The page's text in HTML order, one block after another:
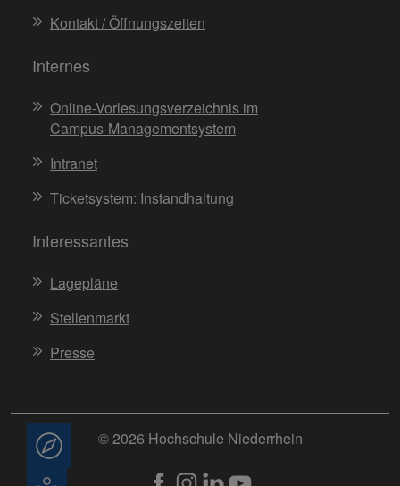
Kontakt / Öffnungszeiten
Internes
Online-Vorlesungsverzeichnis im
Campus-Managementsystem
Intranet
Ticketsystem: Instandhaltung
Interessantes
Lagepläne
Stellenmarkt
Presse
© 2026 Hochschule Niederrhein
Beratung